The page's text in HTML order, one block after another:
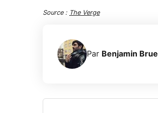
Source : The Verge
Par Benjamin Bruel